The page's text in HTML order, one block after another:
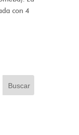
con 4